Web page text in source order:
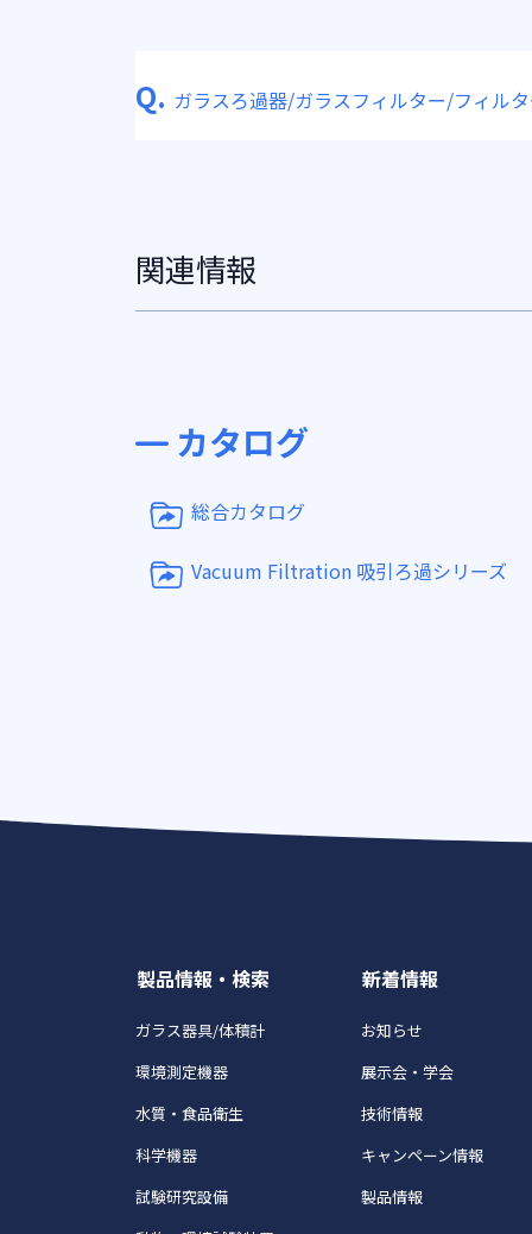
Q. ガラスろ過器/ガラスフィルター/フィル
関連情報
カタログ
総合カタログ
Vacuum Filtration 吸引ろ過シリーズ
製品情報・検索
ガラス器具/体積計
環境測定機器
水質・食品衛生
科学機器
試験研究設備
新着情報
お知らせ
展示会・学会
技術情報
キャンペーン情報
製品情報